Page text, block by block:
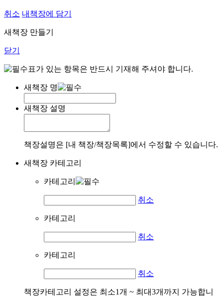
취소 내책장에 담기
새책장 만들기
닫기
표가 있는 항목은 반드시 기재해 주셔야 합니다.
새책장 명
새책장 설명
책장설명은 [내 책장/책장목록]에서 수정할 수 있습니다.
새책장 카테고리
카테고리
취소
카테고리
취소
카테고리
취소
책장카테고리 설정은 최소1개 ~ 최대3개까지 가능합니